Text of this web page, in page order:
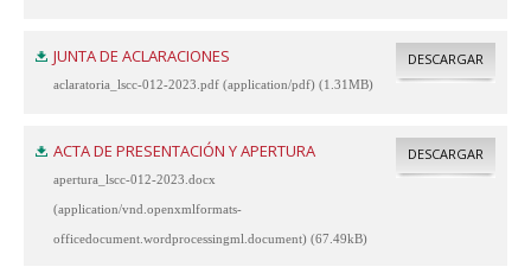
JUNTA DE ACLARACIONES
aclaratoria_lscc-012-2023.pdf (application/pdf) (1.31MB)
DESCARGAR
ACTA DE PRESENTACIÓN Y APERTURA
apertura_lscc-012-2023.docx
(application/vnd.openxmlformats-
officedocument.wordprocessingml.document) (67.49kB)
DESCARGAR